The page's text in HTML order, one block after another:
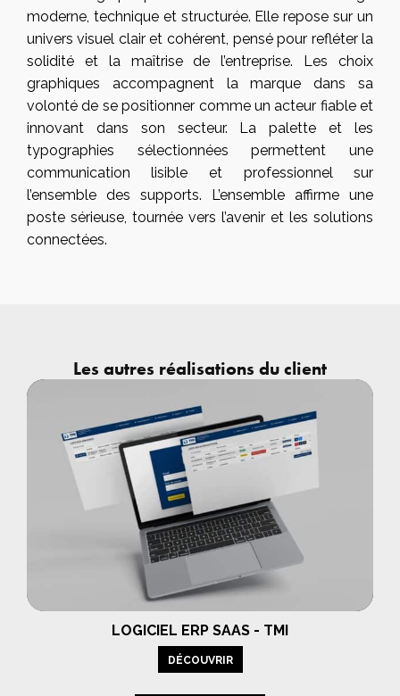
moderne, technique et structurée. Elle repose sur un
univers visuel clair et cohérent, pensé pour refléter la
solidité et la maîtrise de l’entreprise. Les choix
graphiques accompagnent la marque dans sa
volonté de se positionner comme un acteur fiable et
innovant dans son secteur. La palette et les
typographies sélectionnées permettent une
communication lisible et professionnel sur
l’ensemble des supports. L’ensemble affirme une
poste sérieuse, tournée vers l’avenir et les solutions
connectées.
Les autres réalisations du client
LOGICIEL ERP SAAS - TMI
DÉCOUVRIR